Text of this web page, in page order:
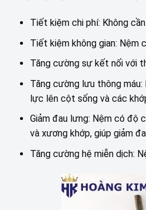
Tiết kiệm chi phí: Không
Tiết kiệm không gian: Nệm
Tăng cường sự kết nối với
Tăng cường lưu thông
lực lên cột sống và các
Giảm đau lưng: Nệm có độ
và xương khớp, giúp giảm
Tăng cường hệ miễn dịch: